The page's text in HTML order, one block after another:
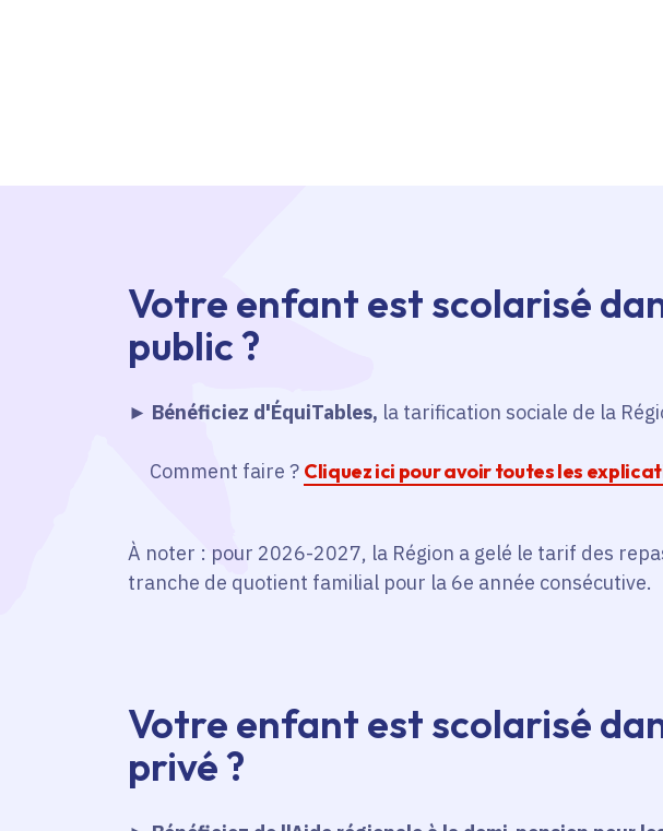
Votre enfant est scolarisé
public ?
► Bénéficiez d'ÉquiTables, la tarification sociale de la
Comment faire ? Cliquez ici pour avoir toutes les
À noter : pour 2026-2027, la Région a gelé le tarif des
tranche de quotient familial pour la 6e année consécutive.
Votre enfant est scolarisé
privé ?